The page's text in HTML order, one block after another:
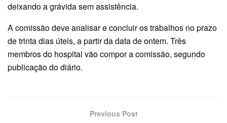
deixando a grávida sem assistência.
A comissão deve analisar e concluir os trabalhos no prazo
de trinta dias úteis, a partir da data de ontem. Três
membros do hospital vão compor a comissão, segundo
publicação do diário.
Previous Post